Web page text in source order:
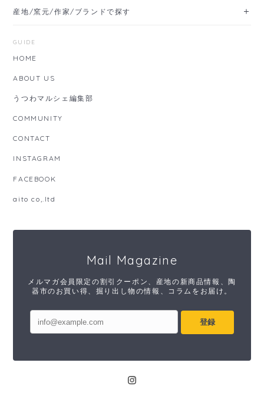
産地/窯元/作家/ブランドで探す
GUIDE
HOME
ABOUT US
うつわマルシェ編集部
COMMUNITY
CONTACT
INSTAGRAM
FACEBOOK
aito co,.ltd
Mail Magazine
メルマガ会員限定の割引クーポン、産地の新商品情報、陶
器市のお買い得、掘り出し物の情報、コラムをお届け。
登録